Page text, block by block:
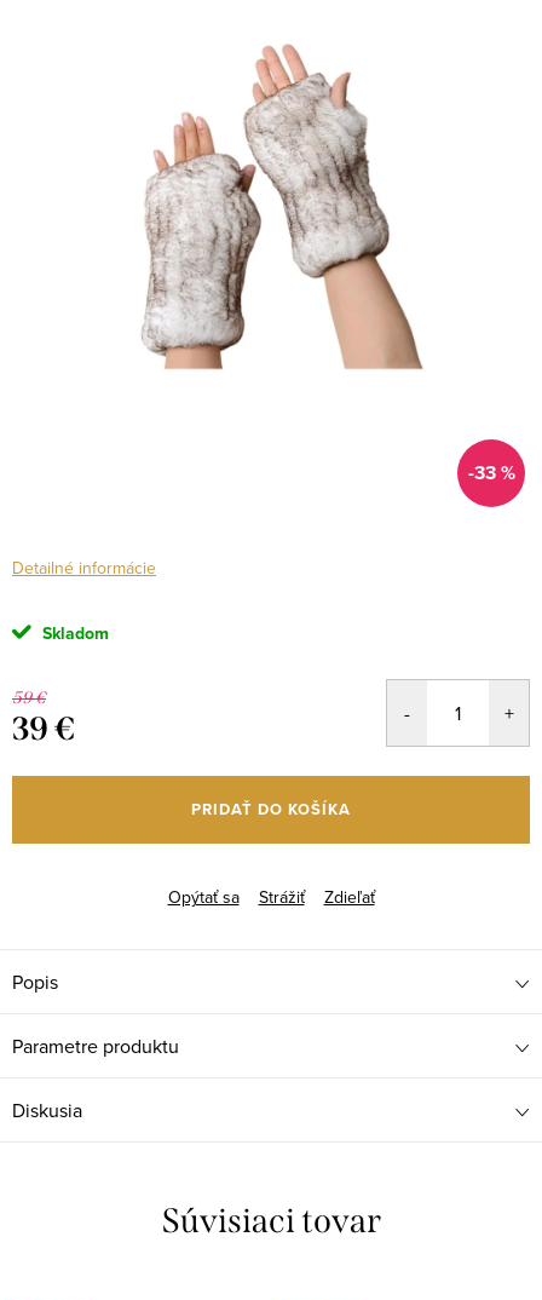
-33 %
Detailné informácie
Skladom
59 €
39 €
cena:
PRIDAŤ DO KOŠÍKA
Opýtať sa Strážiť Zdieľať
Popis
Parametre produktu
Diskusia
Súvisiaci tovar